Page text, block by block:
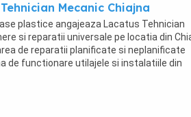
si de a lucra in echipa; - Studii de
minim 1 an. Beneficii: - Tichete
- Spor de fidelitate in functie de
Zile suplimentare de concediu in functie
cadou de sarbatori. Se asigura
Alexandria, Draganesti Vlasca, Naipu,
la: 0737.466.725
Mecanic Chiajna
plastice angajeaza Lacatus Tehnician
si reparatii universale pe locatia din
de reparatii planificate si neplanificate
de functionare utilajele si instalatiile din
de lucrari de mentenanta
auxiliare ale societatii; - Coordonarea
si implicarea fizica in realizarea lor; -